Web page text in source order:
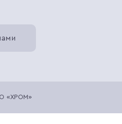
«ХРОМ»